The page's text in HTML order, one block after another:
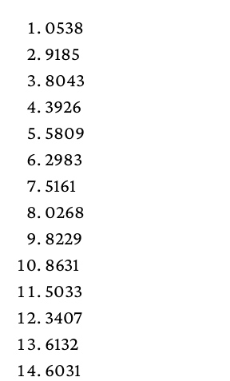
0538
9185
8043
3926
5809
2983
5161
0268
8229
8631
5033
3407
6132
6031